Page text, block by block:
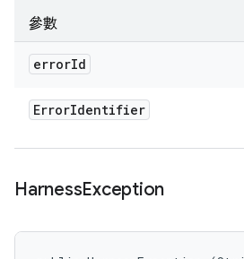
參數
errorId
ErrorIdentifier
HarnessException